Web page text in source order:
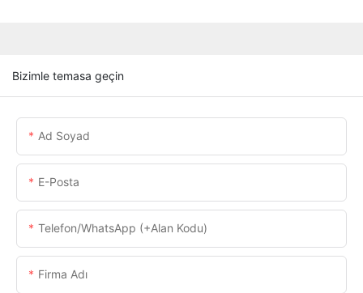
Bizimle temasa geçin
Ad Soyad
E-Posta
Telefon/WhatsApp (+alan Kodu)
Firma Adı